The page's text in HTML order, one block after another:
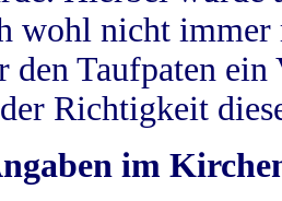
wohl nicht
den Taufpaten
Richtigkeit
im